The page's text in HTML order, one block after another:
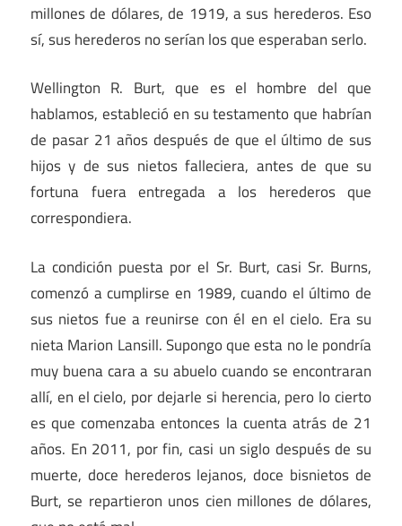
millones de dólares, de 1919, a sus herederos. Eso
sí, sus herederos no serían los que esperaban serlo.
Wellington R. Burt, que es el hombre del que
hablamos, estableció en su testamento que habrían
de pasar 21 años después de que el último de sus
hijos y de sus nietos falleciera, antes de que su
fortuna fuera entregada a los herederos que
correspondiera.
La condición puesta por el Sr. Burt, casi Sr. Burns,
comenzó a cumplirse en 1989, cuando el último de
sus nietos fue a reunirse con él en el cielo. Era su
nieta Marion Lansill. Supongo que esta no le pondría
muy buena cara a su abuelo cuando se encontraran
allí, en el cielo, por dejarle si herencia, pero lo cierto
es que comenzaba entonces la cuenta atrás de 21
años. En 2011, por fin, casi un siglo después de su
muerte, doce herederos lejanos, doce bisnietos de
Burt, se repartieron unos cien millones de dólares,